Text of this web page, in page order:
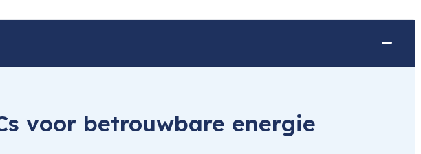
voor betrouwbare energie